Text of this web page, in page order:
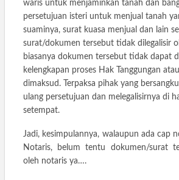
waris untuk menjaminkan tanah dan
persetujuan isteri untuk menjual tanah
suaminya, surat kuasa menjual dan lain
surat/dokumen tersebut tidak dilegalisir
biasanya dokumen tersebut tidak dapat
kelengkapan proses Hak Tanggungan
dimaksud. Terpaksa pihak yang
ulang persetujuan dan melegalisirnya di
setempat.
Jadi, kesimpulannya, walaupun ada cap
Notaris, belum tentu dokumen/surat
oleh notaris ya….